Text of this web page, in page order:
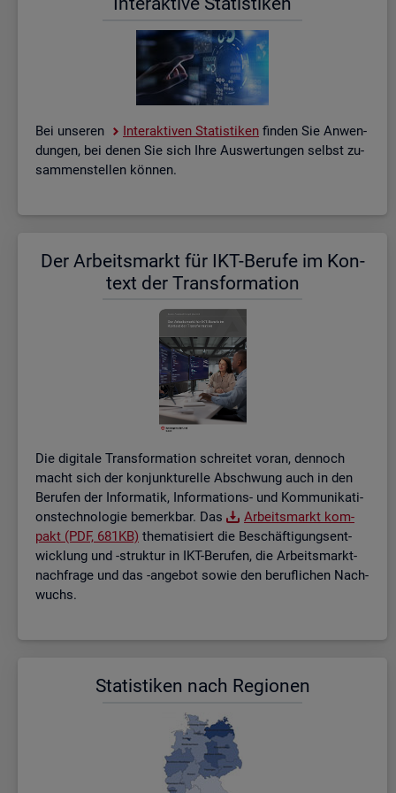
Bei un­se­ren In­ter­ak­ti­ven Sta­tis­ti­ken fin­den Sie An­wen­
dun­gen, bei denen Sie sich Ihre Aus­wer­tun­gen selbst zu­
sam­men­stel­len kön­nen.
Der Ar­beits­markt für IKT-Be­ru­fe im Kon­
text der Trans­for­ma­ti­on
Die di­gi­ta­le Trans­for­ma­ti­on schrei­tet voran, den­noch
macht sich der kon­junk­tu­rel­le Ab­schwung auch in den
Be­ru­fen der In­for­ma­tik, In­for­ma­ti­ons- und Kom­mu­ni­ka­ti­
ons­tech­no­lo­gie be­merk­bar. Das
Ar­beits­markt kom­
pakt (PDF, 681KB) the­ma­ti­siert die Be­schäf­ti­gungs­ent­
wick­lung und -struk­tur in IKT-Be­ru­fen, die Ar­beits­markt­
nach­fra­ge und das -an­ge­bot sowie den be­ruf­li­chen Nach­
wuchs.
Sta­tis­ti­ken nach Re­gio­nen